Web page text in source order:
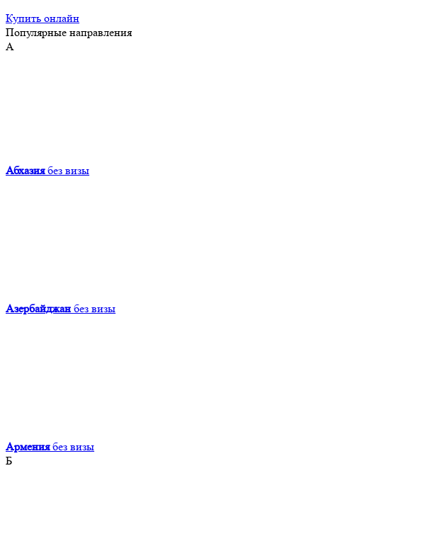
Купить онлайн
Популярные направления
А
Абхазия без визы
Азербайджан без визы
Армения без визы
Б